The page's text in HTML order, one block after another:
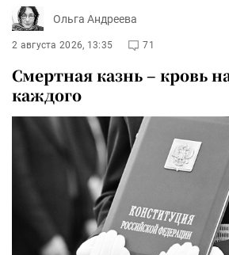
Ольга Андреева
2 августа 2026, 13:35 71
Смертная казнь – кровь
каждого